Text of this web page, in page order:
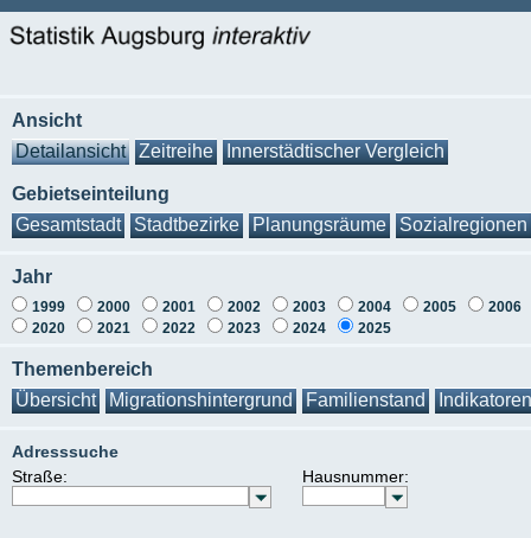
Ansicht
Detailansicht
Zeitreihe Innerstädtischer Vergleich
Gebietseinteilung
Gesamtstadt
Stadtbezirke Planungsräume Sozialregionen
Jahr
1999 2000 2001 2002 2003 2004 2005
2006
2020
2021 2022 2023 2024 2025
Themenbereich
Übersicht
Migrationshintergrund Familienstand Indikatoren
Adresssuche
Straße:
Hausnummer: